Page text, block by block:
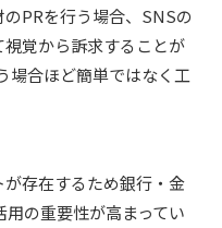
PRを行う場合、SNSの
覚から訴求することが
場合ほど簡単ではなく工
存在するため銀行・金
の重要性が高まってい